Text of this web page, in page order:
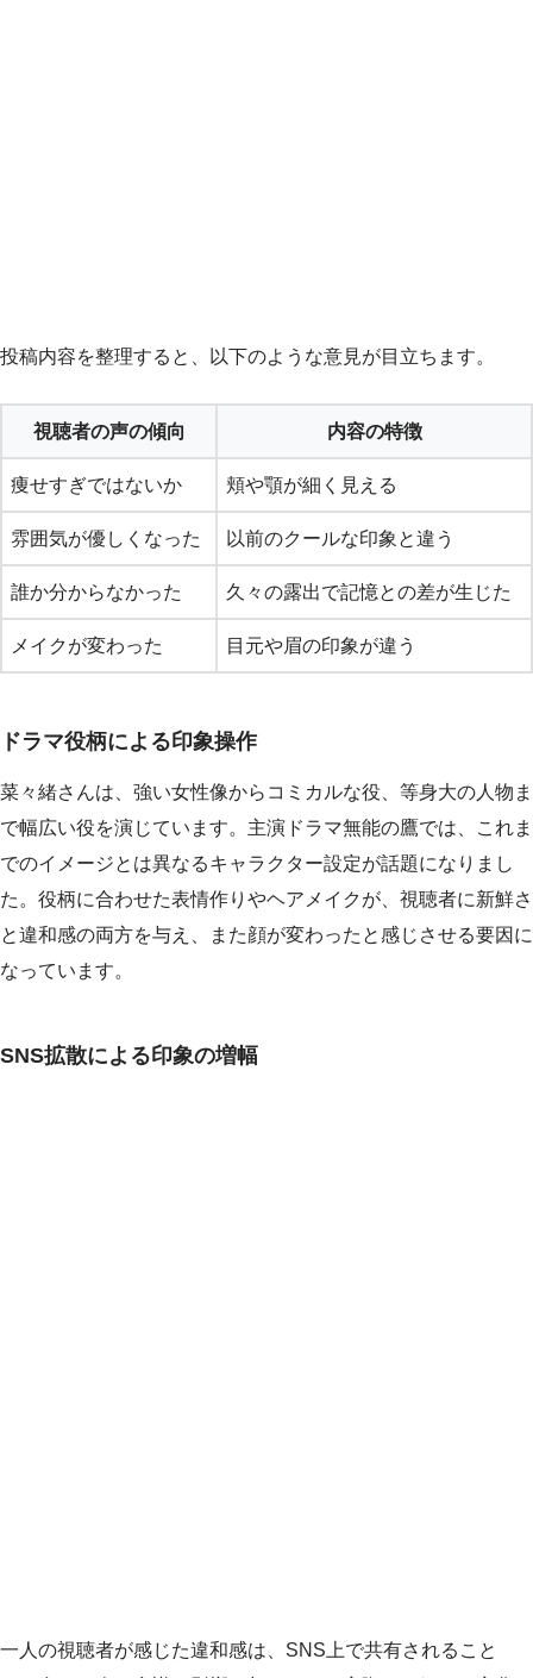
投稿内容を整理すると、以下のような意見が目立ちます。
視聴者の声の傾向 内容の特徴
痩せすぎではないか 頬や顎が細く見える
雰囲気が優しくなった 以前のクールな印象と違う
誰か分からなかった 久々の露出で記憶との差が生じた
メイクが変わった 目元や眉の印象が違う
ドラマ役柄による印象操作
菜々緒さんは、強い女性像からコミカルな役、等身大の人物ま
で幅広い役を演じています。主演ドラマ無能の鷹では、これま
でのイメージとは異なるキャラクター設定が話題になりまし
た。役柄に合わせた表情作りやヘアメイクが、視聴者に新鮮さ
と違和感の両方を与え、また顔が変わったと感じさせる要因に
なっています。
SNS拡散による印象の増幅
一人の視聴者が感じた違和感は、SNS上で共有されること